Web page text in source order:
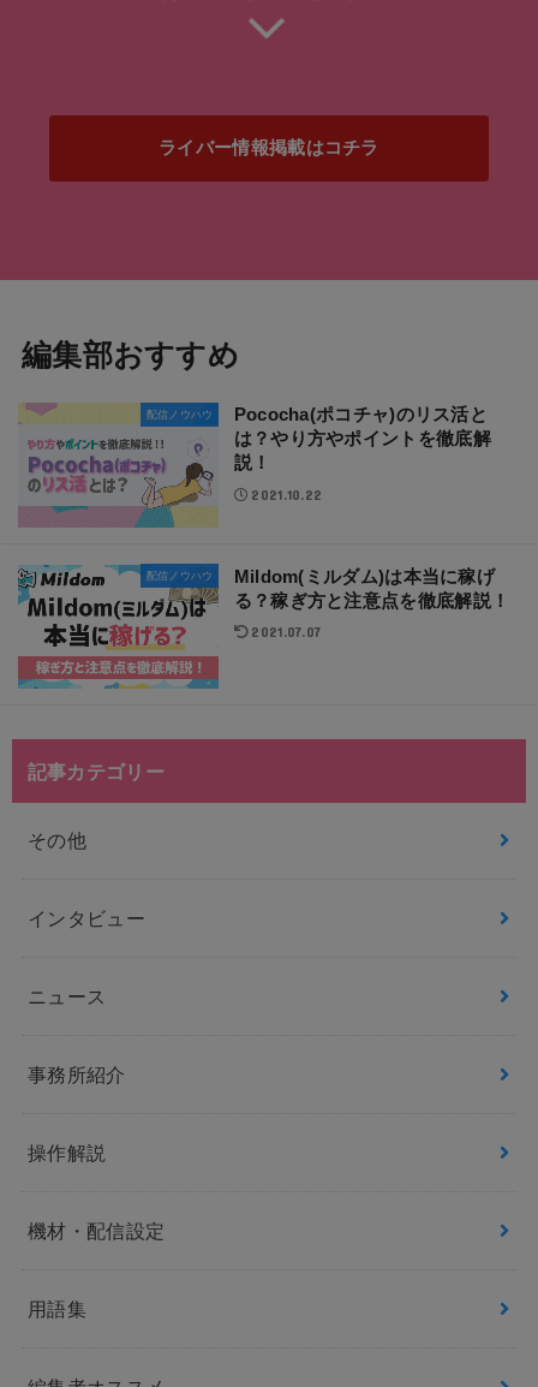
ライバー情報掲載はコチラ
編集部おすすめ
配信ノウハウ
Pococha(ポコチャ)のリス活と
は？やり方やポイントを徹底解
説！
2021.10.22
配信ノウハウ
Mildom(ミルダム)は本当に稼げ
る？稼ぎ方と注意点を徹底解説！
2021.07.07
記事カテゴリー
その他
インタビュー
ニュース
事務所紹介
操作解説
機材・配信設定
用語集